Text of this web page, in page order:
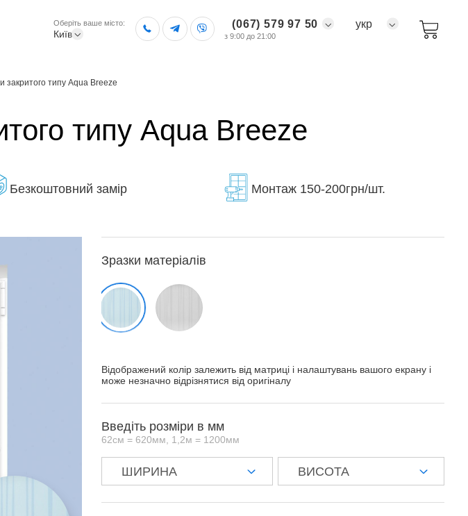
Оберіть ваше місто:
Київ
(067) 579 97 50
з 9:00 до 21:00
укр
закритого типу Aqua Breeze
типу Aqua Breeze
Безкоштовний замір Монтаж 150-200грн/шт.
Зразки матеріалів
Відображений колір залежить від матриці і налаштувань вашого екрану і
може незначно відрізнятися від оригіналу
Введіть розміри в мм
62см = 620мм, 1,2м = 1200мм